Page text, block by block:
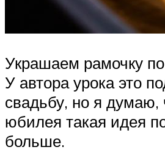
Украшаем рамочку
У автора урока это
свадьбу, но я думаю,
юбилея такая идея
больше.